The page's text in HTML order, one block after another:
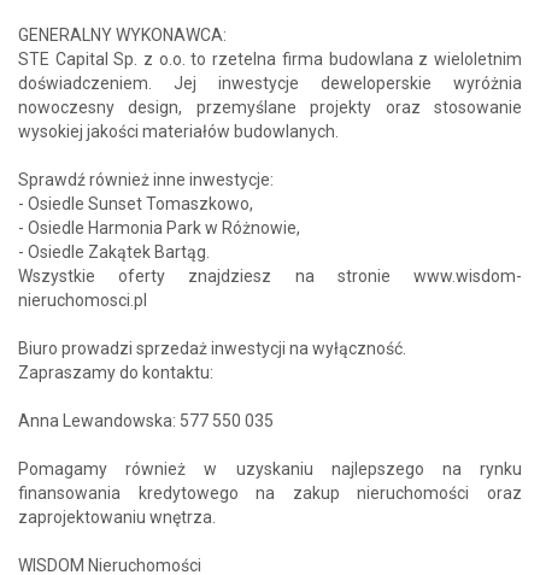
GENERALNY WYKONAWCA:
STE Capital Sp. z o.o. to rzetelna firma budowlana z wieloletnim
doświadczeniem. Jej inwestycje deweloperskie wyróżnia
nowoczesny design, przemyślane projekty oraz stosowanie
wysokiej jakości materiałów budowlanych.
Sprawdź również inne inwestycje:
- Osiedle Sunset Tomaszkowo,
- Osiedle Harmonia Park w Różnowie,
- Osiedle Zakątek Bartąg.
Wszystkie oferty znajdziesz na stronie www.wisdom-
nieruchomosci.pl
Biuro prowadzi sprzedaż inwestycji na wyłączność.
Zapraszamy do kontaktu:
Anna Lewandowska: 577 550 035
Pomagamy również w uzyskaniu najlepszego na rynku
finansowania kredytowego na zakup nieruchomości oraz
zaprojektowaniu wnętrza.
WISDOM Nieruchomości